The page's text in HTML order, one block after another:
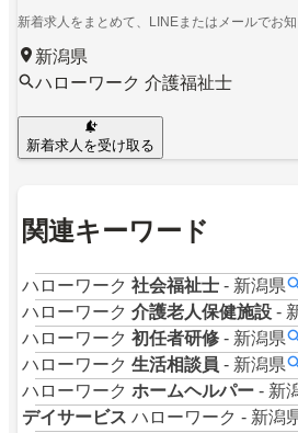
新着求人をまとめて、LINEまたはメールでお
新潟県
ハローワーク 介護福祉士
新着求人を受け取る
関連キーワード
ハローワーク 社会福祉士 - 新潟県
ハローワーク 介護老人保健施設 -
ハローワーク 初任者研修 - 新潟県
ハローワーク 生活相談員 - 新潟県
ハローワーク ホームヘルパー - 新
デイサービス ハローワーク - 新潟